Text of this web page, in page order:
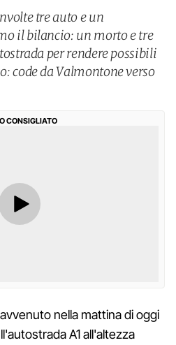
tre auto e un
il bilancio: un morto e tre
per rendere possibili
code da Valmontone verso
CONSIGLIATO
nella mattina di oggi
A1 all'altezza